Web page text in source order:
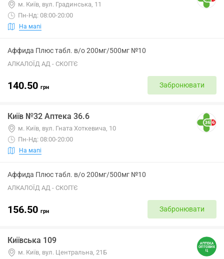
м. Київ, вул. Градинська, 11
Пн-Нд: 08:00-20:00
На мапі
Аффида Плюс табл. в/о 200мг/500мг №10
АЛКАЛОЇД АД - СКОП'Є
140.50 грн Забронювати
Київ №32 Аптека 36.6
м. Київ, вул. Гната Хоткевича, 10
Пн-Нд: 08:00-20:00
На мапі
Аффида Плюс табл. в/о 200мг/500мг №10
АЛКАЛОЇД АД - СКОП'Є
156.50 грн Забронювати
Київська 109
м. Київ, вул. Центральна, 21Б